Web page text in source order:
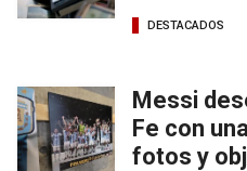
DESTACADOS
Messi
Fe con
fotos y